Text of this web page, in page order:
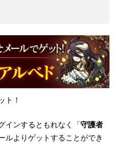
ト！
インするともれなく「守護者
ルよりゲットすることができ